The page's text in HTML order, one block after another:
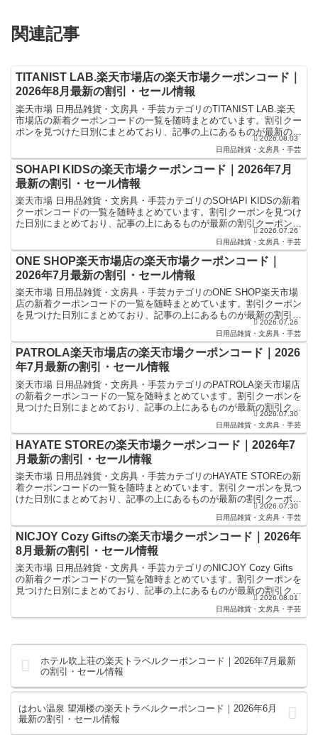
関連記事
TITANIST LAB.楽天市場店の楽天市場クーポンコード｜
2026年8月最新の割引・セール情報
楽天市場 日用品雑貨・文房具・手芸カテゴリのTITANIST LAB.楽天
市場店の新着クーポンコードの一覧を随時まとめています。割引クー
ポンを見つけた日別にまとめており、記事の上にあるものが最新の割
2026.08.03
日用品雑貨・文房具・手芸
SOHAPI KIDSの楽天市場クーポンコード｜2026年7月
最新の割引・セール情報
楽天市場 日用品雑貨・文房具・手芸カテゴリのSOHAPI KIDSの新着
クーポンコードの一覧を随時まとめています。割引クーポンを見つけ
た日別にまとめており、記事の上にあるものが最新の割引クーポンに
2026.07.26
日用品雑貨・文房具・手芸
ONE SHOP楽天市場店の楽天市場クーポンコード｜
2026年7月最新の割引・セール情報
楽天市場 日用品雑貨・文房具・手芸カテゴリのONE SHOP楽天市場
店の新着クーポンコードの一覧を随時まとめています。割引クーポン
を見つけた日別にまとめており、記事の上にあるものが最新の割引ク
2026.07.26
日用品雑貨・文房具・手芸
PATROLA楽天市場店の楽天市場クーポンコード｜2026
年7月最新の割引・セール情報
楽天市場 日用品雑貨・文房具・手芸カテゴリのPATROLA楽天市場店
の新着クーポンコードの一覧を随時まとめています。割引クーポンを
見つけた日別にまとめており、記事の上にあるものが最新の割引クー
2026.07.30
日用品雑貨・文房具・手芸
HAYATE STOREの楽天市場クーポンコード｜2026年7
月最新の割引・セール情報
楽天市場 日用品雑貨・文房具・手芸カテゴリのHAYATE STOREの新
着クーポンコードの一覧を随時まとめています。割引クーポンを見つ
けた日別にまとめており、記事の上にあるものが最新の割引クーポン
2026.07.30
日用品雑貨・文房具・手芸
NICJOY Cozy Giftsの楽天市場クーポンコード｜2026年
8月最新の割引・セール情報
楽天市場 日用品雑貨・文房具・手芸カテゴリのNICJOY Cozy Gifts
の新着クーポンコードの一覧を随時まとめています。割引クーポンを
見つけた日別にまとめており、記事の上にあるものが最新の割引クー
2026.08.01
日用品雑貨・文房具・手芸
ホテル吹上荘の楽天トラベルクーポンコード｜2026年7月最新
の割引・セール情報
はわい温泉 望湖楼の楽天トラベルクーポンコード｜2026年6月
最新の割引・セール情報